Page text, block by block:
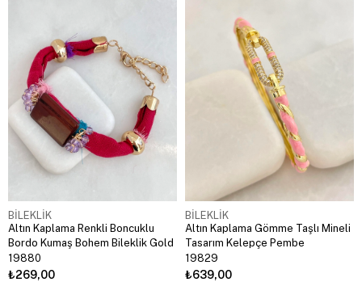
BİLEKLİK
Altın Kaplama Renkli Boncuklu
Bordo Kumaş Bohem Bileklik Gold
19880
₺269,00
BİLEKLİK
Altın Kaplama Gömme Taşlı Mineli
Tasarım Kelepçe Pembe
19829
₺639,00